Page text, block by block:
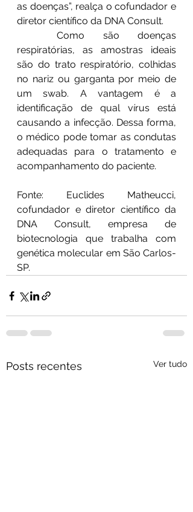
as doenças”, realça o cofundador e
diretor científico da DNA Consult.
	Como são doenças
respiratórias, as amostras ideais
são do trato respiratório, colhidas
no nariz ou garganta por meio de
um swab. A vantagem é a
identificação de qual vírus está
causando a infecção. Dessa forma,
o médico pode tomar as condutas
adequadas para o tratamento e
acompanhamento do paciente.
Fonte: Euclides Matheucci,
cofundador e diretor científico da
DNA Consult, empresa de
biotecnologia que trabalha com
genética molecular em São Carlos-
SP.
Posts recentes Ver tudo